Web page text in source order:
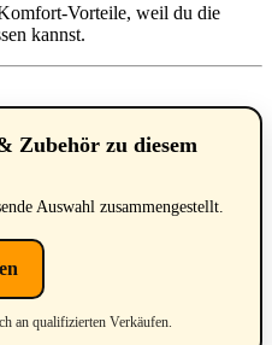
Vorteile, weil du die
kannst.
Zubehör zu diesem
Auswahl zusammengestellt.
an qualifizierten Verkäufen.